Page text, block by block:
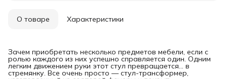
О товаре Характеристики
Зачем приобретать несколько предметов мебели, если с
ролью каждого из них успешно справляется один. Одним
легким движением руки этот стул превращается... в
стремянку. Все очень просто — стул-трансформер,